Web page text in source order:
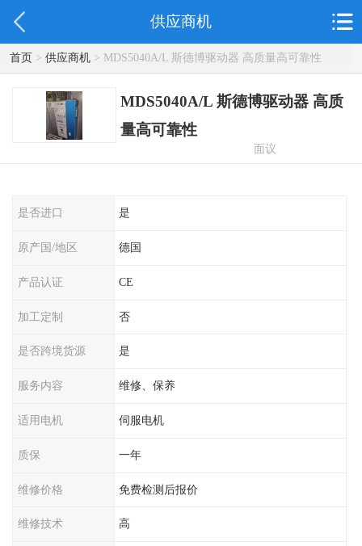
供应商机
首页> 供应商机> MDS5040A/L 斯德博驱动器 高质量高可靠性
MDS5040A/L 斯德博驱动器 高质
量高可靠性
面议
是否进口 是
原产国/地区 德国
产品认证 CE
加工定制 否
是否跨境货源 是
服务内容 维修、保养
适用电机 伺服电机
质保 一年
维修价格 免费检测后报价
维修技术 高